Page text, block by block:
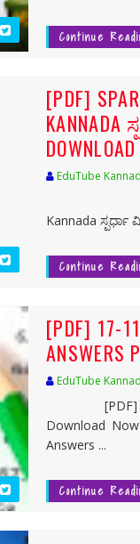
Continue
[PDF]
EduTube
[PDF]
Kannada
Continue
[PDF] 17-
ANSWERS
EduTube
[PDF] 17-
Download
Answers ...
Continue